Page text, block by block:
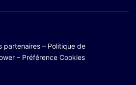
partenaires – Politique de
– Préférence Cookies